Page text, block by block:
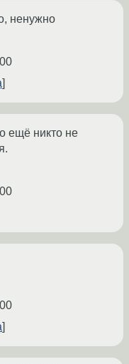
ненужно
ещё никто не